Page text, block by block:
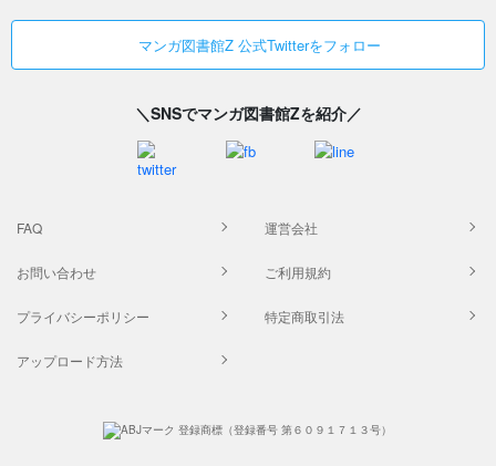
マンガ図書館Z 公式Twitterをフォロー
＼SNSでマンガ図書館Zを紹介／
FAQ 運営会社
お問い合わせ ご利用規約
プライバシーポリシー 特定商取引法
アップロード方法